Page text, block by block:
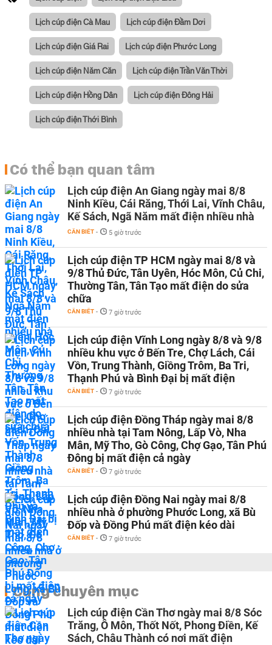
Lịch cúp điện Cà Mau Lịch cúp điện Đầm Dơi
Lịch cúp điện Giá Rai Lịch cúp điện Phước Long
Lịch cúp điện Năm Căn Lịch cúp điện Trần Văn Thời
Lịch cúp điện Hồng Dân Lịch cúp điện Đông Hải
Lịch cúp điện Thới Bình
Có thể bạn quan tâm
Lịch cúp điện An Giang ngày mai 8/8
Ninh Kiều, Cái Răng, Thới Lai, Vĩnh Châu,
Kế Sách, Ngã Năm mất điện nhiều nhà
CẦN BIẾT - 5 giờ trước
Lịch cúp điện TP HCM ngày mai 8/8 và
9/8 Thủ Đức, Tân Uyên, Hóc Môn, Củ Chi,
Thường Tân, Tân Tạo mất điện do sửa
chữa
CẦN BIẾT - 7 giờ trước
Lịch cúp điện Vĩnh Long ngày 8/8 và 9/8
nhiều khu vực ở Bến Tre, Chợ Lách, Cái
Vồn, Trung Thành, Giồng Trôm, Ba Tri,
Thạnh Phú và Bình Đại bị mất điện
CẦN BIẾT - 7 giờ trước
Lịch cúp điện Đồng Tháp ngày mai 8/8
nhiều nhà tại Tam Nông, Lấp Vò, Nha
Mân, Mỹ Tho, Gò Công, Chợ Gạo, Tân Phú
Đông bị mất điện cả ngày
CẦN BIẾT - 7 giờ trước
Lịch cúp điện Đồng Nai ngày mai 8/8
nhiều nhà ở phường Phước Long, xã Bù
Đốp và Đồng Phú mất điện kéo dài
CẦN BIẾT - 7 giờ trước
Cùng chuyên mục
Lịch cúp điện Cần Thơ ngày mai 8/8 Sóc
Trăng, Ô Môn, Thốt Nốt, Phong Điền, Kế
Sách, Châu Thành có nơi mất điện